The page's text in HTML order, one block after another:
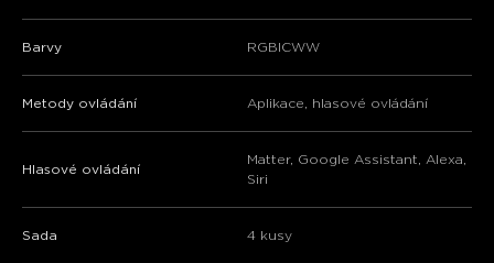
Barvy RGBICWW
Metody ovládání Aplikace, hlasové ovládání
Hlasové ovládání
Matter, Google Assistant, Alexa,
Siri
Sada 4 kusy